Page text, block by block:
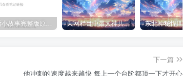
雨后小故事完整版原片动态图（图+文字解说版） 天网栏目中最人神共愤的一期《消失的夫妻》
下一篇
他冲刺的速度越来越快 每上一个台阶都顶一下才开心